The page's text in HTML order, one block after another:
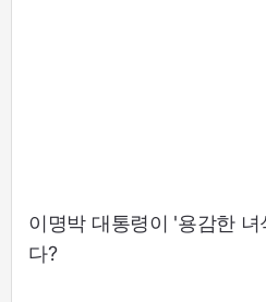
이명박 대통령이 '용감한
다?